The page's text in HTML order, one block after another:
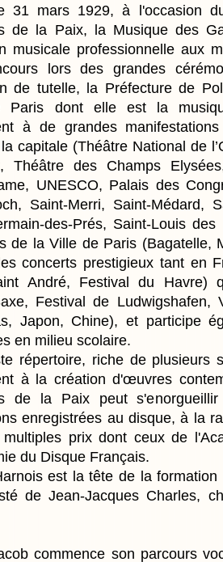
31 mars 1929, à l'occasion
de la Paix, la Musique des
musicale professionnelle aux
lors des grandes
de tutelle, la Préfecture de
Paris dont elle est la
à de grandes
la capitale (Théâtre National de
Théâtre des Champs
UNESCO, Palais des
Saint-Merri, Saint-Médard,
des-Prés, Saint-Louis
de la Ville de Paris (Bagatelle,
concerts prestigieux tant en
André, Festival du Havre)
Festival de Ludwigshafen,
Japon, Chine), et participe
en milieu scolaire.
répertoire, riche de plusieurs
à la création d'œuvres
de la Paix peut
enregistrées au disque, à la
prix dont ceux de
du Disque Français.
est la tête de la
de Jean-Jacques Charles,
commence son parcours